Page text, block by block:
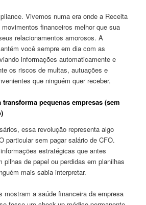
Vivemos numa era onde a Receita
financeiros melhor que sua
relacionamentos amorosos. A
você sempre em dia com as
informações automaticamente e
os riscos de multas, autuações e
que ninguém quer receber.
pequenas empresas (sem
essa revolução representa algo
particular sem pagar salário de CFO.
estratégicas que antes
pilhas de papel ou perdidas em planilhas
mais sabia interpretar.
mostram a saúde financeira da empresa